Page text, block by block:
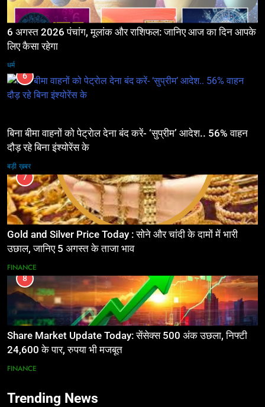
6 अगस्त 2026 पंचांग, मूलांक और राशिफल: जानिए आज का दिन आपके
लिए कैसा रहेगा
धर्म
6
बिना बीमा वाहनों को पेट्राेल देना बंद करें- ‘सुप्रीम’ आदेश.. 56% वाहन
दौड़ रहे बिना इंश्योरेंस के
बड़ी ख़बर
7
Gold and Silver Price Today : सोने और चांदी के दामों में भारी
उछाल, जानिए 5 अगस्त के ताजा भाव
FINANCE
8
Share Market Update Today: सेंसेक्स 500 अंक उछला, निफ्टी
24,600 के पार, रुपया भी मजबूत
FINANCE
Trending News